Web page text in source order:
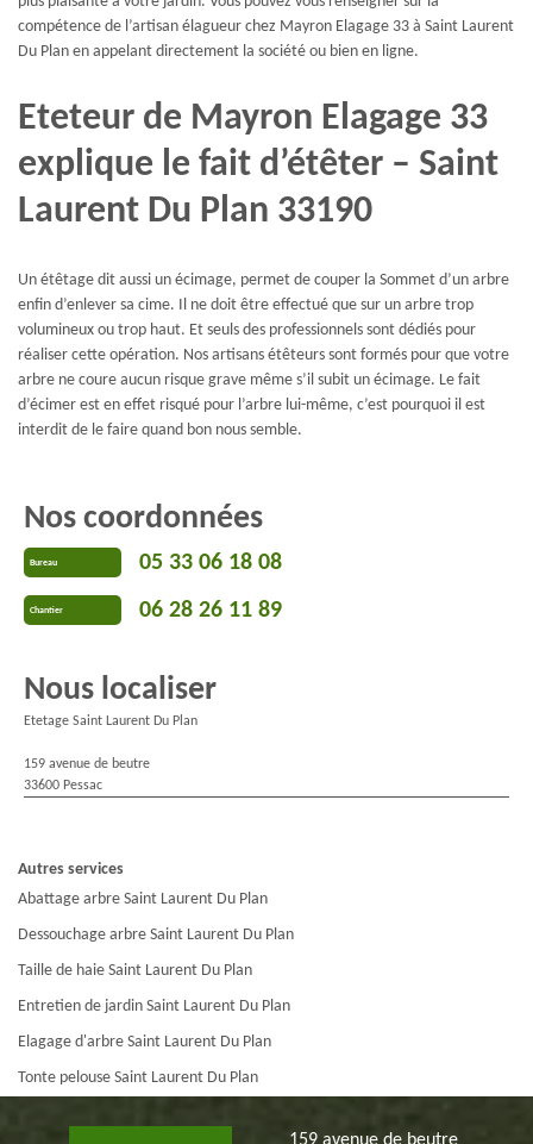
compétence de l’artisan élagueur chez Mayron Elagage 33 à Saint Laurent
Du Plan en appelant directement la société ou bien en ligne.
Eteteur de Mayron Elagage 33
explique le fait d’étêter – Saint
Laurent Du Plan 33190
Un étêtage dit aussi un écimage, permet de couper la Sommet d’un arbre
enfin d’enlever sa cime. Il ne doit être effectué que sur un arbre trop
volumineux ou trop haut. Et seuls des professionnels sont dédiés pour
réaliser cette opération. Nos artisans étêteurs sont formés pour que votre
arbre ne coure aucun risque grave même s’il subit un écimage. Le fait
d’écimer est en effet risqué pour l’arbre lui-même, c’est pourquoi il est
interdit de le faire quand bon nous semble.
Nos coordonnées
Bureau 05 33 06 18 08
Chantier 06 28 26 11 89
Nous localiser
Etetage Saint Laurent Du Plan
159 avenue de beutre
33600 Pessac
Autres services
Abattage arbre Saint Laurent Du Plan
Dessouchage arbre Saint Laurent Du Plan
Taille de haie Saint Laurent Du Plan
Entretien de jardin Saint Laurent Du Plan
Elagage d'arbre Saint Laurent Du Plan
Tonte pelouse Saint Laurent Du Plan
159 avenue de beutre